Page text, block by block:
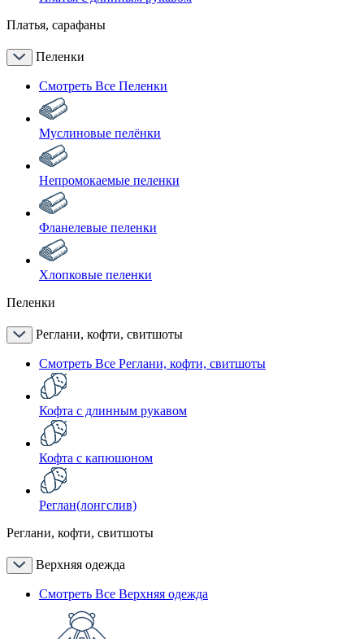
Платья, сарафаны
Пеленки
Смотреть Все Пеленки
Муслиновые пелёнки
Непромокаемые пеленки
Фланелевые пеленки
Хлопковые пеленки
Пеленки
Реглани, кофти, свитшоты
Смотреть Все Реглани, кофти, свитшоты
Кофта с длинным рукавом
Кофта с капюшоном
Реглан(лонгслив)
Реглани, кофти, свитшоты
Верхняя одежда
Смотреть Все Верхняя одежда